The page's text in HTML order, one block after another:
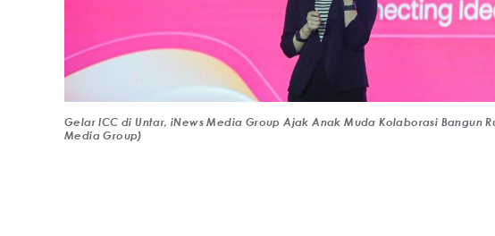
Gelar ICC di Untar, iNews Media Group Ajak Anak Muda Kolaborasi Bangun
Media Group)